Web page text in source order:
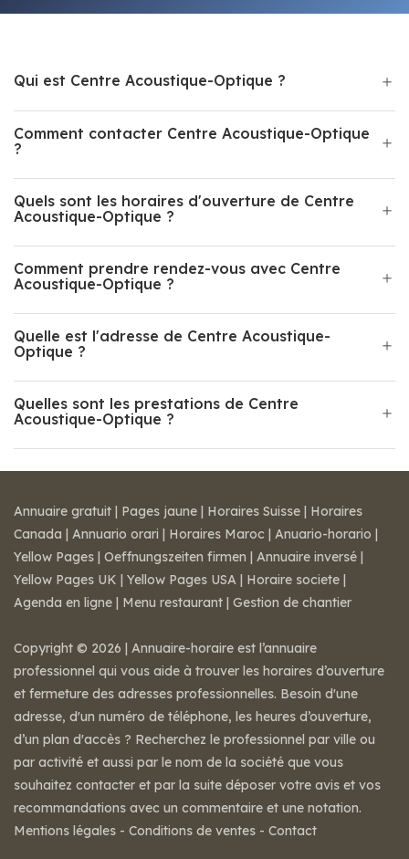
Qui est Centre Acoustique-Optique ?
Comment contacter Centre Acoustique-Optique
?
Quels sont les horaires d'ouverture de Centre
Acoustique-Optique ?
Comment prendre rendez-vous avec Centre
Acoustique-Optique ?
Quelle est l'adresse de Centre Acoustique-
Optique ?
Quelles sont les prestations de Centre
Acoustique-Optique ?
Annuaire gratuit | Pages jaune | Horaires Suisse | Horaires
Canada | Annuario orari | Horaires Maroc | Anuario-horario |
Yellow Pages | Oeffnungszeiten firmen | Annuaire inversé |
Yellow Pages UK | Yellow Pages USA | Horaire societe |
Agenda en ligne | Menu restaurant | Gestion de chantier
Copyright © 2026 | Annuaire-horaire est l’annuaire
professionnel qui vous aide à trouver les horaires d’ouverture
et fermeture des adresses professionnelles. Besoin d'une
adresse, d'un numéro de téléphone, les heures d’ouverture,
d’un plan d'accès ? Recherchez le professionnel par ville ou
par activité et aussi par le nom de la société que vous
souhaitez contacter et par la suite déposer votre avis et vos
recommandations avec un commentaire et une notation.
Mentions légales - Conditions de ventes - Contact